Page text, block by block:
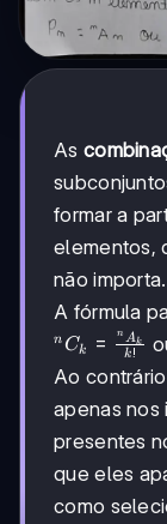
As
formar a
elementos,
não importa.
A fórmula
^n C_k
=
\frac{^n
A_k}
{k!}
nCk = k!
n Ak
Ao
apenas nos
presentes
que eles
como